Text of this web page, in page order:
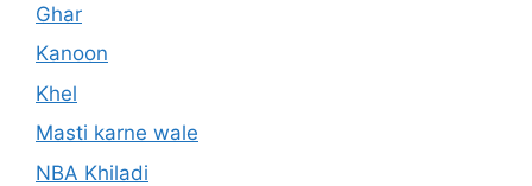
Ghar
Kanoon
Khel
Masti karne wale
NBA Khiladi